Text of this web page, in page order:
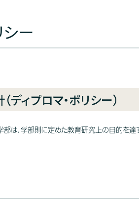
ー
ディプロマ・ポリシー）
部は、学部則に定めた教育研究上の目的を